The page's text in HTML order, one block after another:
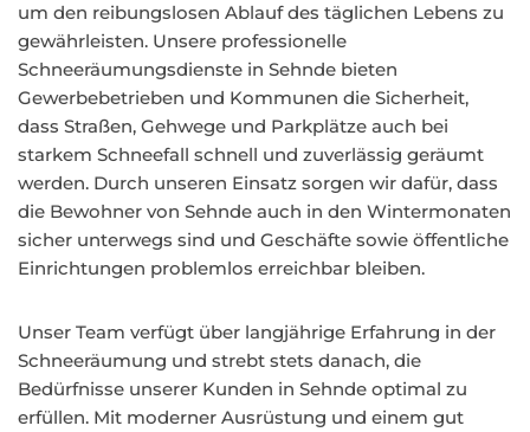
um den reibungslosen Ablauf des täglichen Lebens zu
gewährleisten. Unsere professionelle
Schneeräumungsdienste in Sehnde bieten
Gewerbebetrieben und Kommunen die Sicherheit,
dass Straßen, Gehwege und Parkplätze auch bei
starkem Schneefall schnell und zuverlässig geräumt
werden. Durch unseren Einsatz sorgen wir dafür, dass
die Bewohner von Sehnde auch in den Wintermonaten
sicher unterwegs sind und Geschäfte sowie öffentliche
Einrichtungen problemlos erreichbar bleiben.
Unser Team verfügt über langjährige Erfahrung in der
Schneeräumung und strebt stets danach, die
Bedürfnisse unserer Kunden in Sehnde optimal zu
erfüllen. Mit moderner Ausrüstung und einem gut